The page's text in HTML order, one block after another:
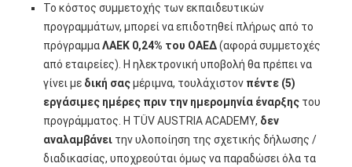
Το κόστος συμμετοχής των εκπαιδευτικών
προγραμμάτων, μπορεί να επιδοτηθεί πλήρως από το
πρόγραμμαΛΑΕΚ 0,24% του ΟΑΕΔ(αφορά συμμετοχές
από εταιρείες). Η ηλεκτρονική υποβολή θα πρέπει να
γίνει με δική σαςμέριμνα, τουλάχιστον πέντε (5)
εργάσιμες ημέρες πριν την ημερομηνία έναρξης του
προγράμματος. Η TÜV AUSTRIA ACADEMY, δεν
αναλαμβάνει την υλοποίηση της σχετικής δήλωσης /
διαδικασίας, υποχρεούται όμως να παραδώσει όλα τα